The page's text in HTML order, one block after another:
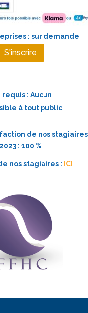
: sur demande
S'inscrire
requis : Aucun
à tout public
de nos stagiaires
2023 : 100 %
nos stagiaires : ICI